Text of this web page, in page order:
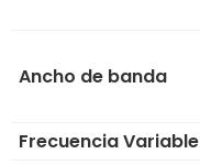
Ancho de banda
Frecuencia Variable